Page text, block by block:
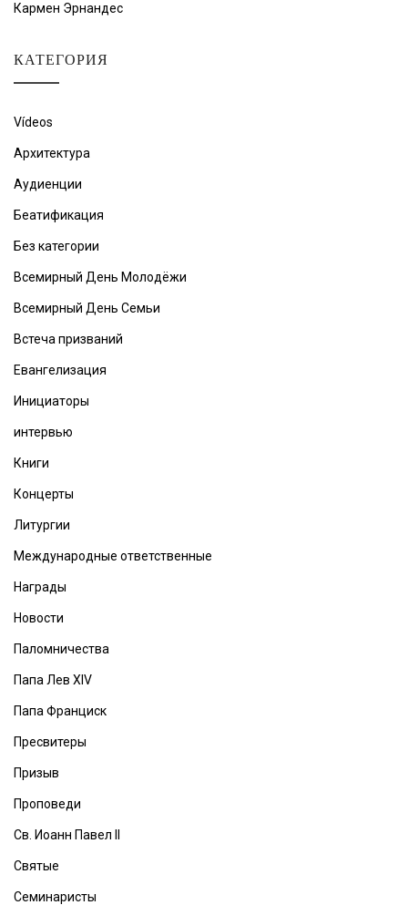
Кармен Эрнандес
КАТЕГОРИЯ
Vídeos
Архитектура
Аудиенции
Беатификация
Без категории
Всемирный День Молодёжи
Всемирный День Семьи
Встеча призваний
Евангелизация
Инициаторы
интервью
Книги
Концерты
Литургии
Международные ответственные
Награды
Новости
Паломничества
Папа Лев XIV
Папа Франциск
Пресвитеры
Призыв
Проповеди
Св. Иоанн Павел II
Святые
Семинаристы